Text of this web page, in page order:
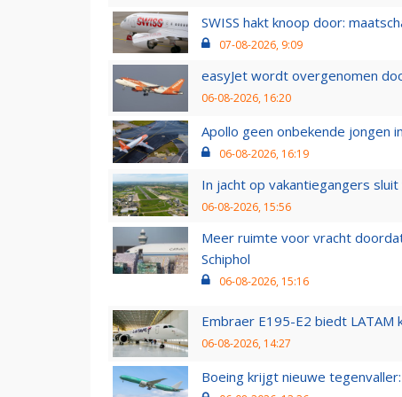
SWISS hakt knoop door:
07-08-2026, 9:09
easyJet wordt overgenomen
06-08-2026, 16:20
Apollo geen onbekende jongen
06-08-2026, 16:19
In jacht op vakantiegangers
06-08-2026, 15:56
Meer ruimte voor vracht
Schiphol
06-08-2026, 15:16
Embraer E195-E2 biedt LATAM
06-08-2026, 14:27
Boeing krijgt nieuwe